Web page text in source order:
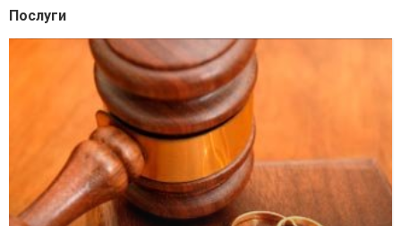
Послуги